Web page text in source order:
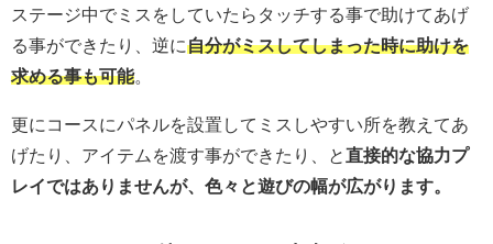
ステージ中でミスをしていたらタッチする事で助けてあげ
る事ができたり、逆に自分がミスしてしまった時に助けを
求める事も可能。
更にコースにパネルを設置してミスしやすい所を教えてあ
げたり、アイテムを渡す事ができたり、と直接的な協力プ
レイではありませんが、色々と遊びの幅が広がります。